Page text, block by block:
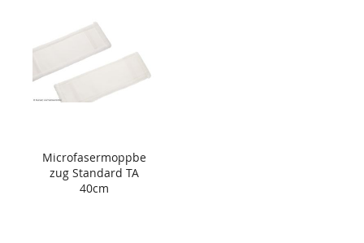
Microfasermoppbe
zug Standard TA
40cm